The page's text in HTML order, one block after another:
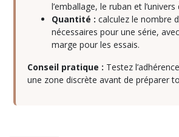
l’emballage, le ruban et
Quantité : calculez le nombre
nécessaires pour une série,
marge pour les essais.
Conseil pratique : Testez
une zone discrète avant de préparer
(2)